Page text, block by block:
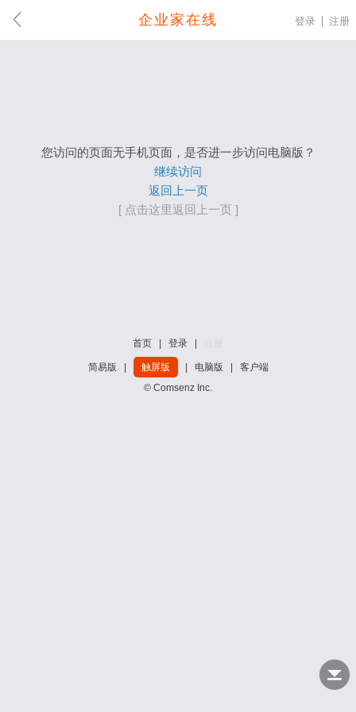
企业家在线 登录 注册
您访问的页面无手机页面，是否进一步访问电脑版？
继续访问
返回上一页
[ 点击这里返回上一页 ]
首页 登录
简易版 触屏版 电脑版
客户端
© Comsenz Inc.